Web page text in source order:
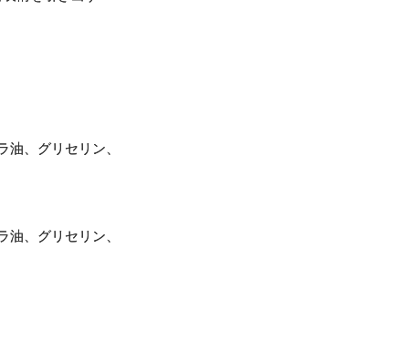
、グリセリン、
、グリセリン、